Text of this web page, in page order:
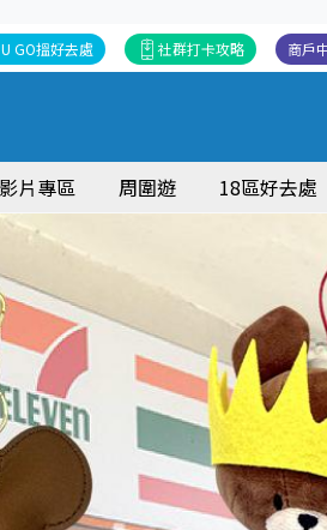
商戶
社群打卡攻略
U GO搵好去處
影片專區 周圍遊 18區好去處